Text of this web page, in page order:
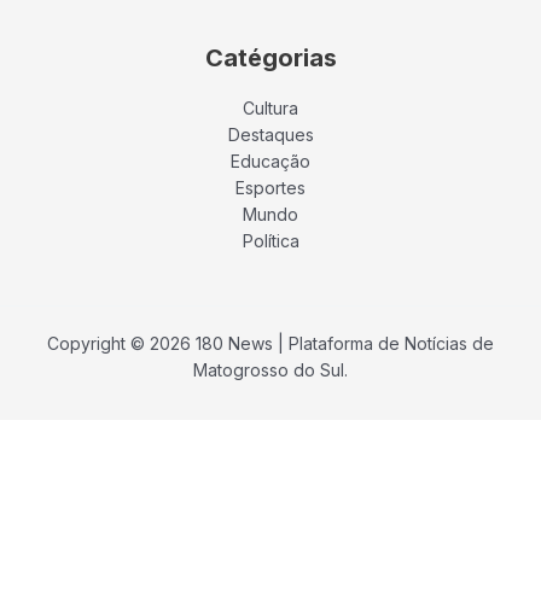
Catégorias
Cultura
Destaques
Educação
Esportes
Mundo
Política
Copyright © 2026 180 News | Plataforma de Notícias de
Matogrosso do Sul.